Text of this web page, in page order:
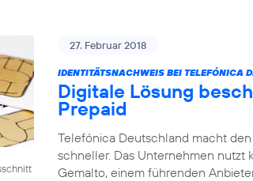
27. Februar 2018
IDENTITÄTSNACHWEIS BEI TELEFÓNICA
Digitale Lösung
Prepaid
Telefónica Deutschland macht
schneller. Das Unternehmen nutzt
Gemalto, einem führenden